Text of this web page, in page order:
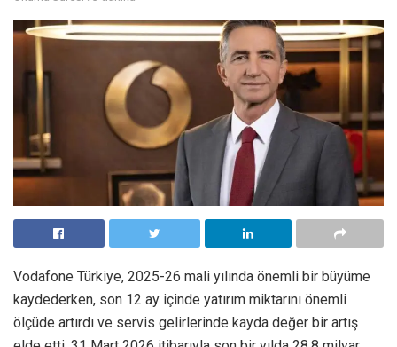
Vodafone Türkiye, 2025-26 mali yılında önemli bir büyüme
kaydederken, son 12 ay içinde yatırım miktarını önemli
ölçüde artırdı ve servis gelirlerinde kayda değer bir artış